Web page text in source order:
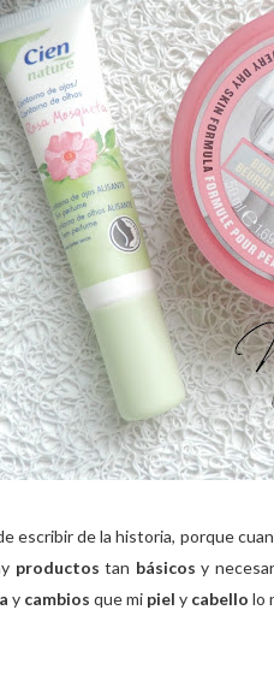
escribir de la historia, porque
productos tan básicos y
y cambios que mi piel y cabello lo